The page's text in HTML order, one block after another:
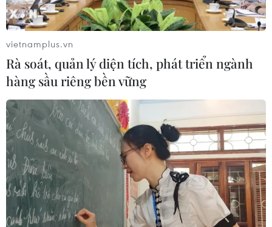
vietnamplus.vn
Rà soát, quản lý diện tích, phát triển ngành
hàng sầu riêng bền vững